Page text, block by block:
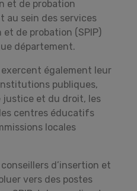
et de probation
au sein des services
de probation (SPIP)
département.
exercent également leur
publiques,
justice et du droit, les
centres éducatifs
locales
d’insertion et
vers des postes